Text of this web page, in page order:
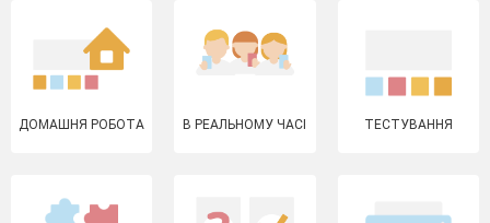
ДОМАШНЯ РОБОТА В РЕАЛЬНОМУ ЧАСІ ТЕСТУВАННЯ